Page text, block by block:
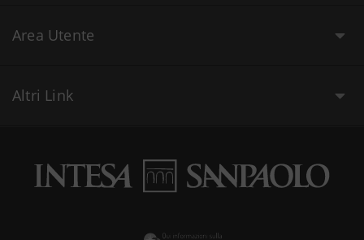
Area Utente
Altri Link